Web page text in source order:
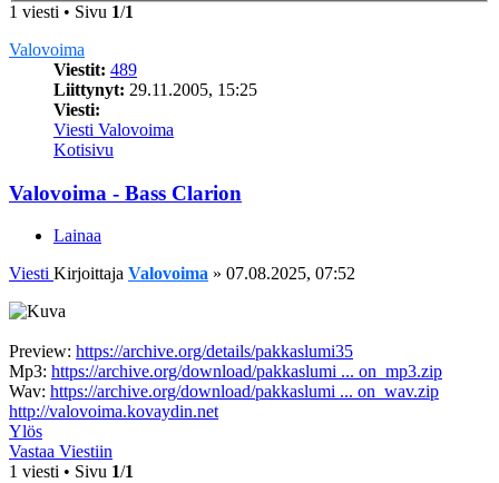
1 viesti • Sivu 1/1
Valovoima
Viestit: 489
Liittynyt: 29.11.2005, 15:25
Viesti:
Viesti Valovoima
Kotisivu
Valovoima - Bass Clarion
Lainaa
Viesti Kirjoittaja Valovoima » 07.08.2025, 07:52
Preview: https://archive.org/details/pakkaslumi35
Mp3: https://archive.org/download/pakkaslumi ... on_mp3.zip
Wav: https://archive.org/download/pakkaslumi ... on_wav.zip
http://valovoima.kovaydin.net
Ylös
Vastaa Viestiin
1 viesti • Sivu 1/1